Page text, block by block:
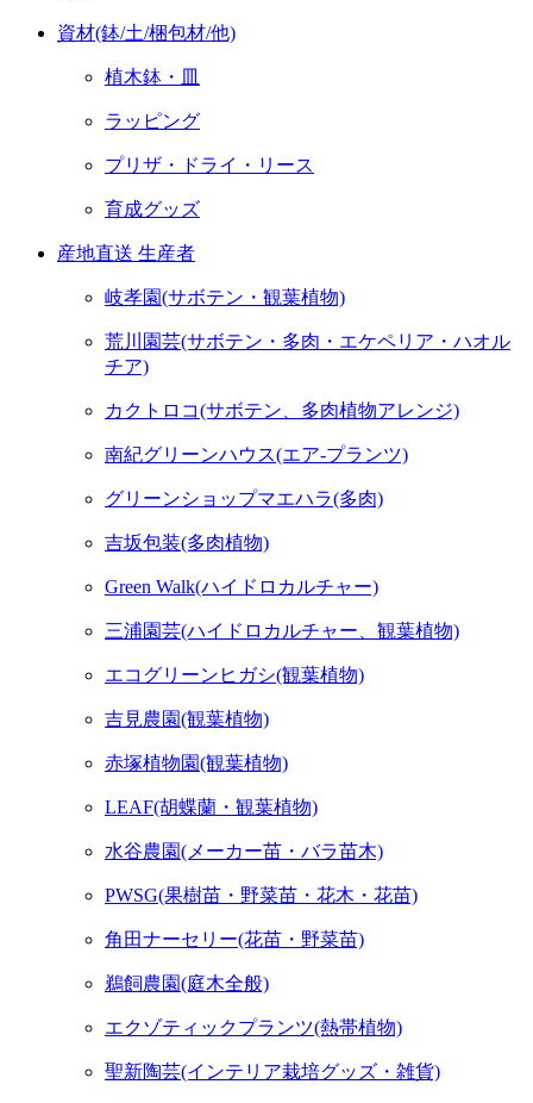
資材(鉢/土/梱包材/他)
植木鉢・皿
ラッピング
プリザ・ドライ・リース
育成グッズ
産地直送 生産者
岐孝園(サボテン・観葉植物)
荒川園芸(サボテン・多肉・エケペリア・ハオル
チア)
カクトロコ(サボテン、多肉植物アレンジ)
南紀グリーンハウス(エア-プランツ)
グリーンショップマエハラ(多肉)
吉坂包装(多肉植物)
Green Walk(ハイドロカルチャー)
三浦園芸(ハイドロカルチャー、観葉植物)
エコグリーンヒガシ(観葉植物)
吉見農園(観葉植物)
赤塚植物園(観葉植物)
LEAF(胡蝶蘭・観葉植物)
水谷農園(メーカー苗・バラ苗木)
PWSG(果樹苗・野菜苗・花木・花苗)
角田ナーセリー(花苗・野菜苗)
鵜飼農園(庭木全般)
エクゾティックプランツ(熱帯植物)
聖新陶芸(インテリア栽培グッズ・雑貨)